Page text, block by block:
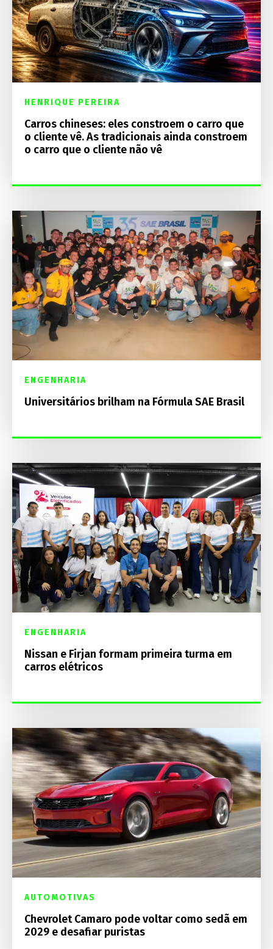
HENRIQUE PEREIRA
Carros chineses: eles constroem o carro que
o cliente vê. As tradicionais ainda constroem
o carro que o cliente não vê
ENGENHARIA
Universitários brilham na Fórmula SAE Brasil
ENGENHARIA
Nissan e Firjan formam primeira turma em
carros elétricos
AUTOMOTIVAS
Chevrolet Camaro pode voltar como sedã em
2029 e desafiar puristas